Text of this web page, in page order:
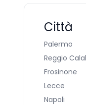
Città
Palermo
Reggio
Frosinone
Lecce
Napoli